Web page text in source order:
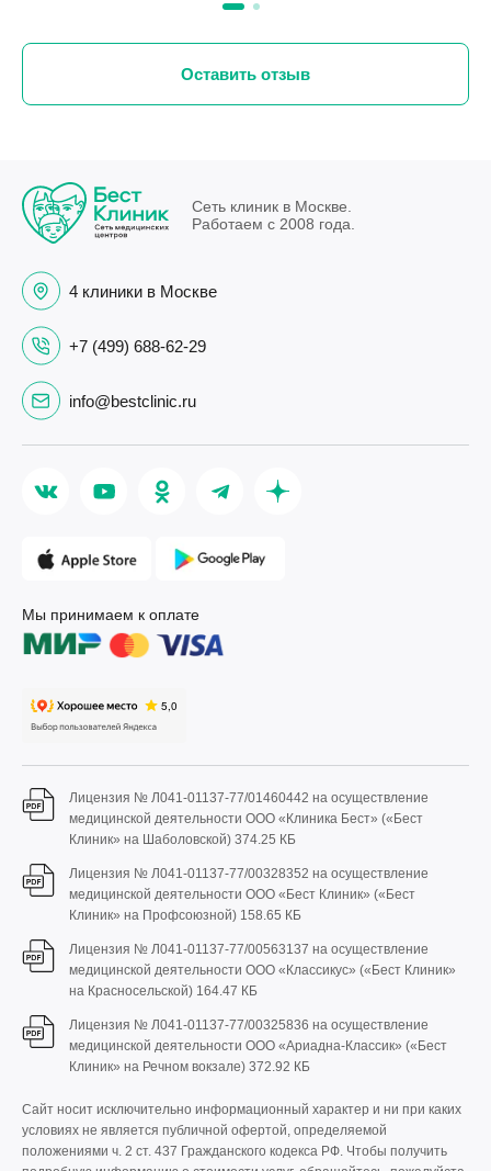
Оставить отзыв
Сеть клиник в Москве.
Работаем с 2008 года.
4 клиники в Москве
+7 (499) 688-62-29
info@bestclinic.ru
Мы принимаем к оплате
Лицензия № Л041-01137-77/01460442 на осуществление
медицинской деятельности ООО «Клиника Бест» («Бест
Клиник» на Шаболовской) 374.25 КБ
Лицензия № Л041-01137-77/00328352 на осуществление
медицинской деятельности ООО «Бест Клиник» («Бест
Клиник» на Профсоюзной) 158.65 КБ
Лицензия № Л041-01137-77/00563137 на осуществление
медицинской деятельности ООО «Классикус» («Бест Клиник»
на Красносельской) 164.47 КБ
Лицензия № Л041-01137-77/00325836 на осуществление
медицинской деятельности ООО «Ариадна-Классик» («Бест
Клиник» на Речном вокзале) 372.92 КБ
Сайт носит исключительно информационный характер и ни при каких
условиях не является публичной офертой, определяемой
положениями ч. 2 ст. 437 Гражданского кодекса РФ. Чтобы получить